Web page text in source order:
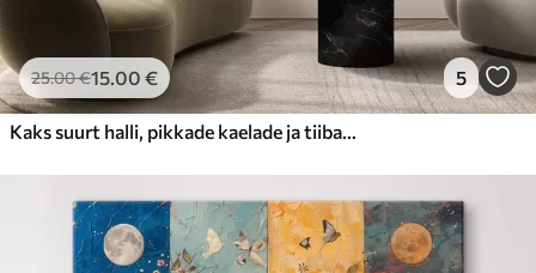
25.00€15.00 € 5
Kaks suurt halli, pikkade kaelade ja tiibadega kraanat, mis seisavad puudest ümbritsetud udujärves